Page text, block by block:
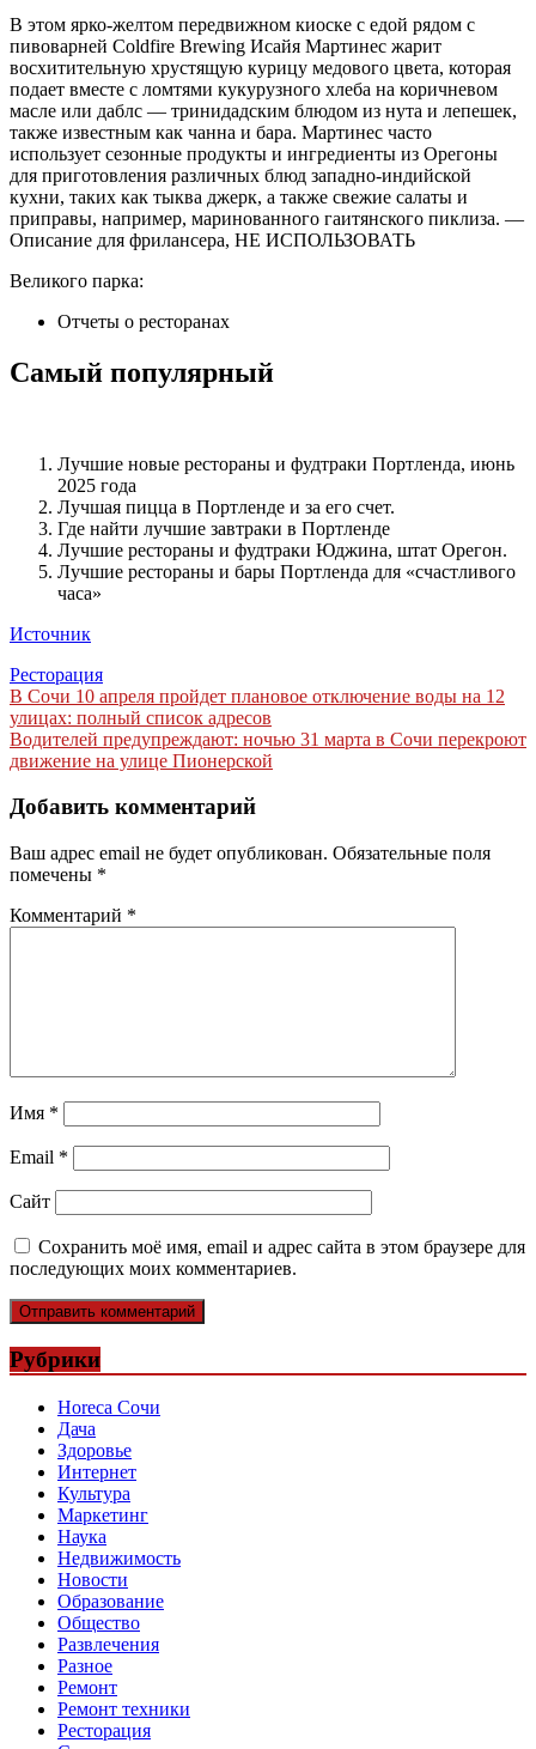
В этом ярко-желтом передвижном киоске с едой рядом с
пивоварней Coldfire Brewing Исайя Мартинес жарит
восхитительную хрустящую курицу медового цвета, которая
подает вместе с ломтями кукурузного хлеба на коричневом
масле или даблс — тринидадским блюдом из нута и лепешек,
также известным как чанна и бара. Мартинес часто
использует сезонные продукты и ингредиенты из Орегоны
для приготовления различных блюд западно-индийской
кухни, таких как тыква джерк, а также свежие салаты и
приправы, например, маринованного гаитянского пиклиза. —
Описание для фрилансера, НЕ ИСПОЛЬЗОВАТЬ
Великого парка:
Отчеты о ресторанах
Самый популярный
Лучшие новые рестораны и фудтраки Портленда, июнь
2025 года
Лучшая пицца в Портленде и за его счет.
Где найти лучшие завтраки в Портленде
Лучшие рестораны и фудтраки Юджина, штат Орегон.
Лучшие рестораны и бары Портленда для «счастливого
часа»
Источник
Ресторация
Навигация
по
записям
В Сочи 10 апреля пройдет плановое отключение воды на 12
улицах: полный список адресов
Водителей предупреждают: ночью 31 марта в Сочи перекроют
движение на улице Пионерской
Добавить комментарий
Ваш адрес email не будет опубликован. Обязательные поля
помечены *
Комментарий *
Имя *
Email *
Сайт
Сохранить моё имя, email и адрес сайта в этом браузере для
последующих моих комментариев.
Рубрики
Horeca Сочи
Дача
Здоровье
Интернет
Культура
Маркетинг
Наука
Недвижимость
Новости
Образование
Общество
Развлечения
Разное
Ремонт
Ремонт техники
Ресторация